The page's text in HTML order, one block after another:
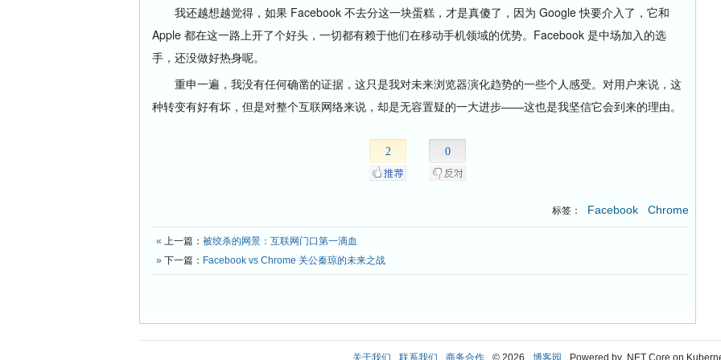
我还越想越觉得，如果 Facebook 不去分这一块蛋糕，才是真傻了，因为 Google 快要介入了，它和
Apple 都在这一路上开了个好头，一切都有赖于他们在移动手机领域的优势。Facebook 是中场加入的选
手，还没做好热身呢。
重申一遍，我没有任何确凿的证据，这只是我对未来浏览器演化趋势的一些个人感受。对用户来说，这
种转变有好有坏，但是对整个互联网络来说，却是无容置疑的一大进步——这也是我坚信它会到来的理由。
2 0
标签： Facebook Chrome
« 上一篇： 被绞杀的网景：互联网门口第一滴血
» 下一篇： Facebook vs Chrome 关公秦琼的未来之战
关于我们 联系我们 商务合作 © 2026 博客园 Powered by .NET Core on